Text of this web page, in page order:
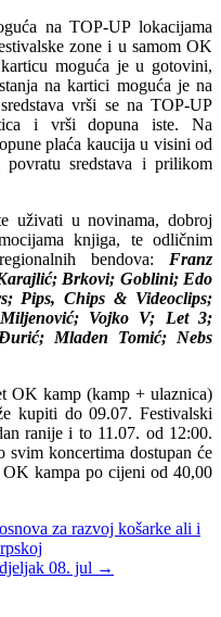
na TOP-UP lokacijama
zone i u samom OK
moguća je u gotovini,
na kartici moguća je na
vrši se na TOP-UP
i vrši dopuna iste. Na
plaća kaucija u visini od
sredstava i prilikom
uživati u novinama, dobroj
knjiga, te odličnim
bendova: Franz
Brkovi; Goblini; Edo
Pips, Chips & Videoclips;
Vojko V; Let 3;
Mladen Tomić; Nebs
OK kamp (kamp + ulaznica)
kupiti do 09.07. Festivalski
ranije i to 11.07. od 12:00.
svim koncertima dostupan će
kampa po cijeni od 40,00
za razvoj košarke ali i
08. jul →